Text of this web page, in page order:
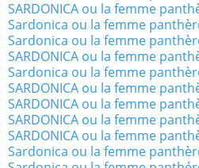
SARDONICA ou la femme
Sardonica ou la femme
Sardonica ou la femme
SARDONICA ou la femme
Sardonica ou la femme
SARDONICA ou la femme
SARDONICA ou la femme
SARDONICA ou la femme
SARDONICA ou la femme
Sardonica ou la femme